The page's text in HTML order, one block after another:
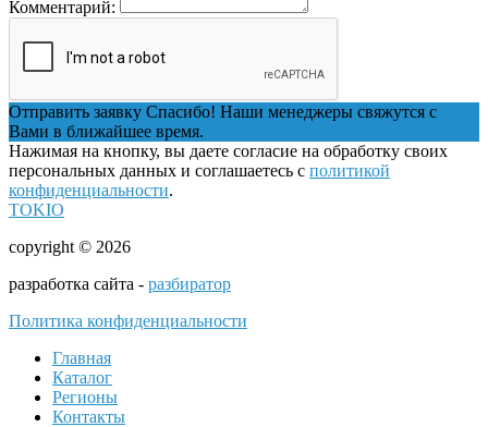
Комментарий:
Отправить заявку Спасибо! Наши менеджеры свяжутся с
Вами в ближайшее время.
Нажимая на кнопку, вы даете согласие на обработку своих
персональных данных и соглашаетесь с политикой
конфиденциальности.
TOKIO
copyright © 2026
разработка сайта - разбиратор
Политика конфиденциальности
Главная
Каталог
Регионы
Контакты